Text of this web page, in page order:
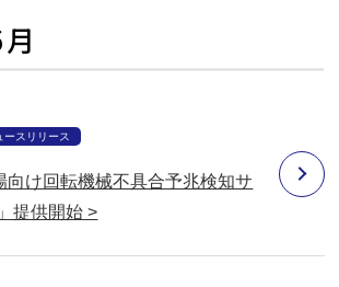
ースリリース
向け回転機械不具合予兆検知サ
提供開始 >